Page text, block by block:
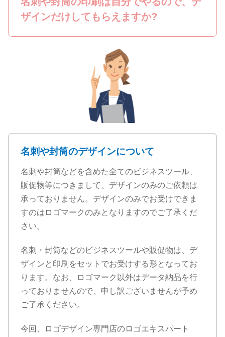
ザインだけしてもらえますか?
名刺や封筒のデザインについて
名刺や封筒などを含めた全てのビジネスツール、
販促物等につきまして、デザインのみのご依頼は
承っておりません。デザインのみでお受けできま
すのはロゴマークのみとなりますのでご了承くだ
さい。
名刺・封筒などのビジネスツールや販促物は、デ
ザインと印刷をセットでお受けする形となってお
ります。なお、ロゴマーク以外はデータ納品を行
っておりませんので、申し訳ございませんが予め
ご了承ください。
今回、ロゴデザイン専門店のロゴエキスパート